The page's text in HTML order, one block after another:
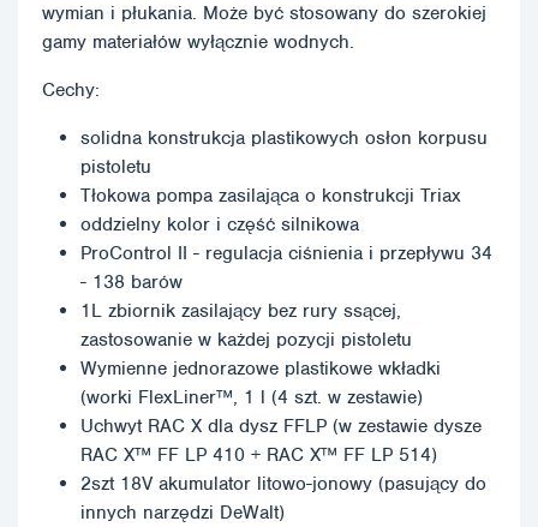
wymian i płukania. Może być stosowany do szerokiej
gamy materiałów wyłącznie wodnych.
Cechy:
solidna konstrukcja plastikowych osłon korpusu
pistoletu
Tłokowa pompa zasilająca o konstrukcji Triax
oddzielny kolor i część silnikowa
ProControl II - regulacja ciśnienia i przepływu 34
- 138 barów
1L zbiornik zasilający bez rury ssącej,
zastosowanie w każdej pozycji pistoletu
Wymienne jednorazowe plastikowe wkładki
(worki FlexLiner™, 1 l (4 szt. w zestawie)
Uchwyt RAC X dla dysz FFLP (w zestawie dysze
RAC X™ FF LP 410 + RAC X™ FF LP 514)
2szt 18V akumulator litowo-jonowy (pasujący do
innych narzędzi DeWalt)